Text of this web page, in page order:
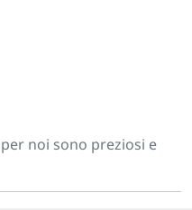
noi sono preziosi e